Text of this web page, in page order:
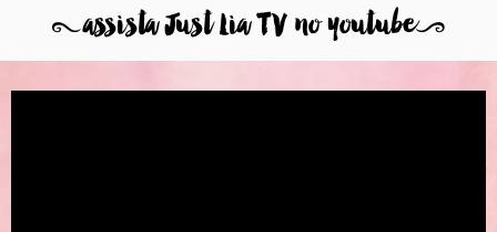
8assista Just Lia TV no youtube9